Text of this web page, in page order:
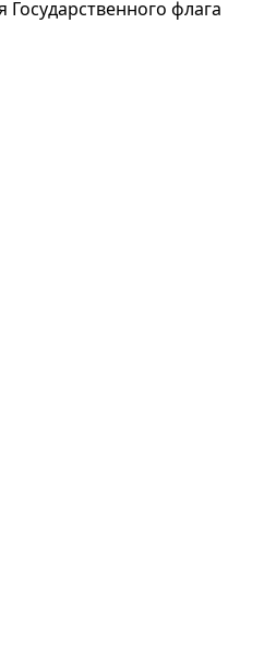
флага